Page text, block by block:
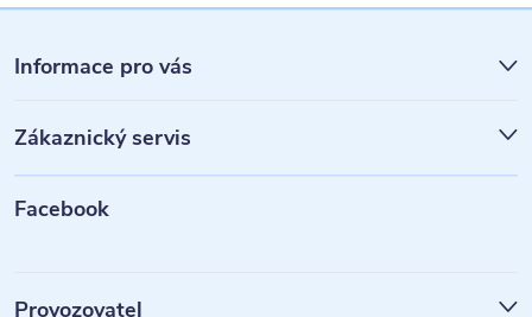
á
p
a
Informace pro vás
Zákaznický servis
Facebook
Provozovatel